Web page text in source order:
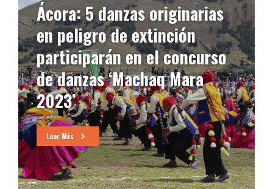
Ácora: 5 danzas originarias
en peligro de extinción
participarán en el concurso
de danzas ‘Machaq Mara
2023’
Leer Más